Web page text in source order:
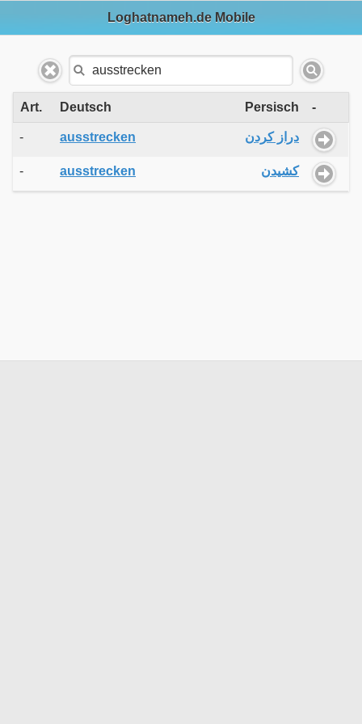
Loghatnameh.de Mobile
Art. Deutsch Persisch -
- ausstrecken دراز کردن
- ausstrecken کشیدن